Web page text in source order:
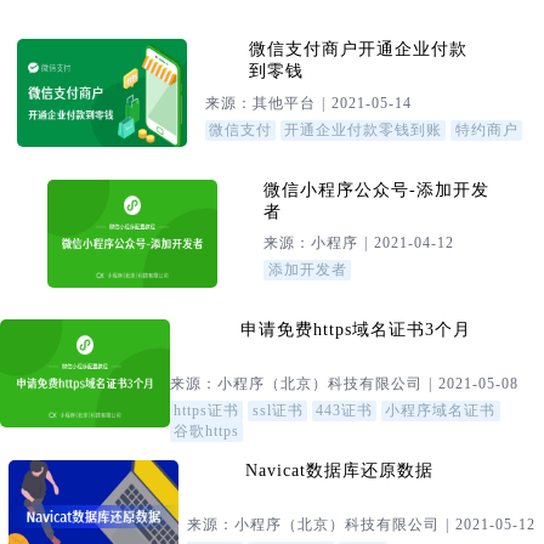
微信支付商户开通企业付款
到零钱
来源：其他平台 | 2021-05-14
微信支付
开通企业付款零钱到账 特约商户
微信小程序公众号-添加开发
者
来源：小程序 | 2021-04-12
添加开发者
申请免费https域名证书3个月
来源：小程序（北京）科技有限公司 | 2021-05-08
https证书
ssl证书 443证书
小程序域名证书
谷歌https
Navicat数据库还原数据
来源：小程序（北京）科技有限公司 | 2021-05-12